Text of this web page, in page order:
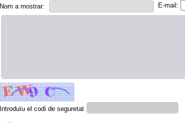
Nom a mostrar: E-mail:
Introduïu el codi de seguretat